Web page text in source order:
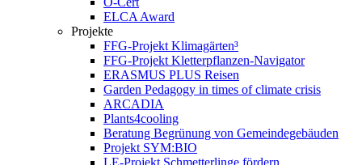
ELCA Award
Projekte
FFG-Projekt Klimagärten³
FFG-Projekt Kletterpflanzen-Navigator
ERASMUS PLUS Reisen
Garden Pedagogy in times of climate crisis
ARCADIA
Plants4cooling
Beratung Begrünung von Gemeindegebäuden
Projekt SYM:BIO
LE-Projekt Schmetterlinge fördern